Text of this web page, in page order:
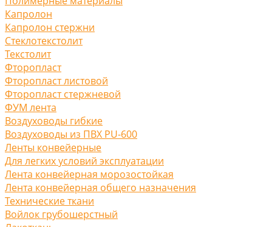
Капролон
Капролон стержни
Стеклотекстолит
Текстолит
Фторопласт
Фторопласт листовой
Фторопласт стержневой
ФУМ лента
Воздуховоды гибкие
Воздуховоды из ПВХ PU-600
Ленты конвейерные
Для легких условий эксплуатации
Лента конвейерная морозостойкая
Лента конвейерная общего назначения
Технические ткани
Войлок грубошерстный